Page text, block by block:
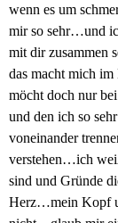
wenn es um
mir so sehr…und
mit dir zusammen
das macht mich
möcht doch nur
und den ich so
voneinander
verstehen…ich
sind und Gründe
Herz…mein Kopf